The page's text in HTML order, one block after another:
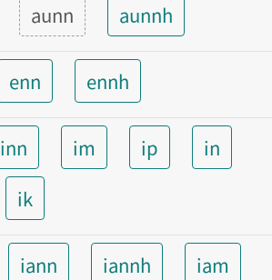
aunn aunnh
enn ennh
inn im ip
in
ik
iann iannh
iam